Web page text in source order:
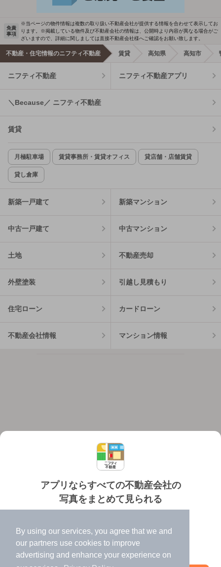
By using our services, you agree that we and
our partners use cookies to improve
advertising and enhance your experience on
アプリならすべての不動産会社の
写真をまとめて見られる
✔️
高速表示で似た物件も見つけやすい
✔️
便利な通知機能も充実
免責
事項
※当ページの物件情報は複数の取り扱い不動産会社が提供する情報を合わせて表示してお
ります。※掲載している物件及び不動産会社の情報は、公開時より内容が異なる場合がご
ざいますので、詳細に関しましては直接不動産会社様へご確認をお願い致します。
不動産・住宅情報のニフティ不動産 賃貸 高知県 高知市
ニフティ不動産 ニフティ不動産アプリ
＼Because／ ニフティ不動産
賃貸
月極駐車場 賃貸事務所・賃貸オフィス 貸店舗・店舗賃貸
貸し倉庫
新築一戸建て 新築マンション
中古一戸建て 中古マンション
土地 不動産売却
外壁塗装 引越し見積もり
住宅ローン カードローン
不動産会社情報 マンション情報
個人情報保護ポリシー 利用規約